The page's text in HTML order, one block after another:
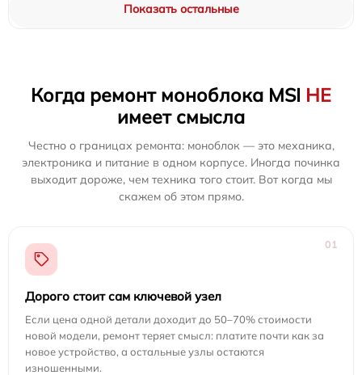
Показать остальные
Когда ремонт моноблока MSI НЕ
имеет смысла
Честно о границах ремонта: моноблок — это механика,
электроника и питание в одном корпусе. Иногда починка
выходит дороже, чем техника того стоит. Вот когда мы
скажем об этом прямо.
01
Дорого стоит сам ключевой узел
Если цена одной детали доходит до 50–70% стоимости
новой модели, ремонт теряет смысл: платите почти как за
новое устройство, а остальные узлы остаются
изношенными.